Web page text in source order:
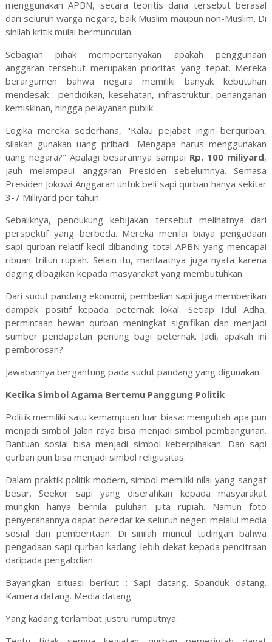
menggunakan APBN, secara teoritis dana tersebut berasal
dari seluruh warga negara, baik Muslim maupun non-Muslim. Di
sinilah kritik mulai bermunculan.
Sebagian pihak mempertanyakan apakah penggunaan
anggaran tersebut merupakan prioritas yang tepat. Mereka
berargumen bahwa negara memiliki banyak kebutuhan
mendesak : pendidikan, kesehatan, infrastruktur, penanganan
kemiskinan, hingga pelayanan publik.
Logika mereka sederhana, "Kalau pejabat ingin berqurban,
silakan gunakan uang pribadi. Mengapa harus menggunakan
uang negara?" Apalagi besarannya sampai Rp. 100 miliyard,
jauh melampaui anggaran Presiden sebelumnya. Semasa
Presiden Jokowi Anggaran untuk beli sapi qurban hanya sekitar
3-7 Milliyard per tahun.
Sebaliknya, pendukung kebijakan tersebut melihatnya dari
perspektif yang berbeda. Mereka menilai biaya pengadaan
sapi qurban relatif kecil dibanding total APBN yang mencapai
ribuan triliun rupiah. Selain itu, manfaatnya juga nyata karena
daging dibagikan kepada masyarakat yang membutuhkan.
Dari sudut pandang ekonomi, pembelian sapi juga memberikan
dampak positif kepada peternak lokal. Setiap Idul Adha,
permintaan hewan qurban meningkat signifikan dan menjadi
sumber pendapatan penting bagi peternak. Jadi, apakah ini
pemborosan?
Jawabannya bergantung pada sudut pandang yang digunakan.
Ketika Simbol Agama Bertemu Panggung Politik
Politik memiliki satu kemampuan luar biasa: mengubah apa pun
menjadi simbol. Jalan raya bisa menjadi simbol pembangunan.
Bantuan sosial bisa menjadi simbol keberpihakan. Dan sapi
qurban pun bisa menjadi simbol religiusitas.
Dalam praktik politik modern, simbol memiliki nilai yang sangat
besar. Seekor sapi yang diserahkan kepada masyarakat
mungkin hanya bernilai puluhan juta rupiah. Namun foto
penyerahannya dapat beredar ke seluruh negeri melalui media
sosial dan pemberitaan. Di sinilah muncul tudingan bahwa
pengadaan sapi qurban kadang lebih dekat kepada pencitraan
daripada pengabdian.
Bayangkan situasi berikut : Sapi datang. Spanduk datang.
Kamera datang. Media datang.
Yang kadang terlambat justru rumputnya.